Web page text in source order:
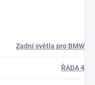
Zadní světla pro BMW
ŘADA 4